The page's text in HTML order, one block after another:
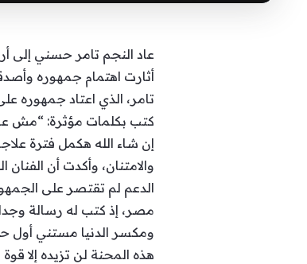
عاد النجم تامر حسني
أثارت اهتمام جمهوره
تامر، الذي اعتاد جمهوره
كتب بكلمات مؤثرة: “مش
إن شاء الله هكمل فترة
والامتنان، وأكدت أن
الدعم لم تقتصر على
مصر، إذ كتب له رسالة
ومكسر الدنيا مستني أول
هذه المحنة لن تزيده إلا